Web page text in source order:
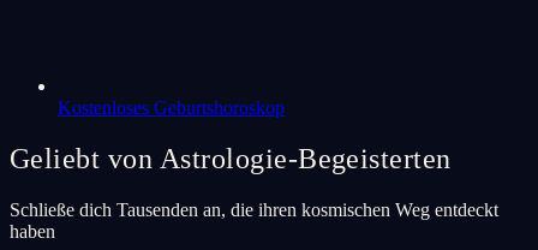
Kostenloses Geburtshoroskop
Geliebt von Astrologie-Begeisterten
Schließe dich Tausenden an, die ihren kosmischen Weg entdeckt
haben